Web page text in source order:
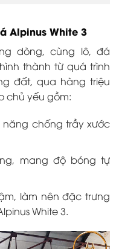
Alpinus White 3
dòng, cùng lô, đá
thành từ quá trình
đất, qua hàng triệu
chủ yếu gồm:
chống trầy xước
mang độ bóng tự
làm nên đặc trưng
White 3.